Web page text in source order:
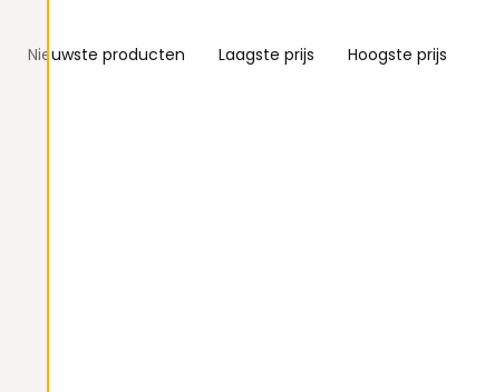
Nieuwste producten Laagste prijs Hoogste prijs